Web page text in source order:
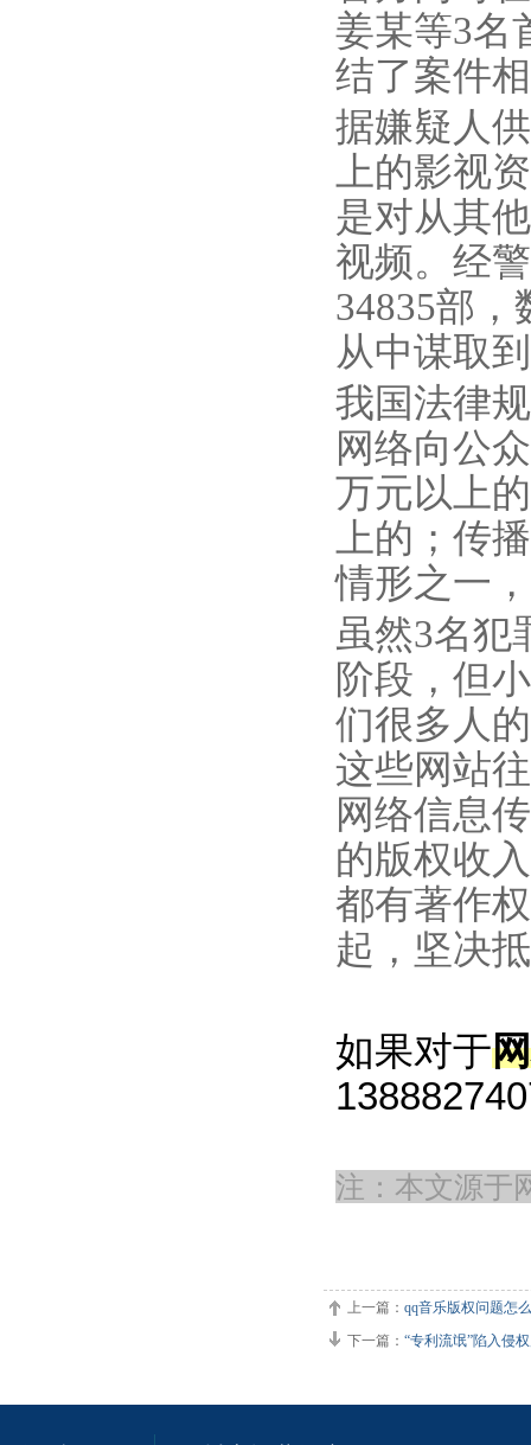
姜某等3名
结了案件
据嫌疑人
上的影视
是对从其
视频。经
34835部
从中谋取
我国法律
网络向公
万元以上
上的；传
情形之一
虽然3名犯
阶段，但
们很多人
这些网站
网络信息
的版权收
都有著作
起，坚决
如果对于
注：本文源于
上一篇： qq音乐版权问题怎
下一篇： “专利流氓”陷入侵